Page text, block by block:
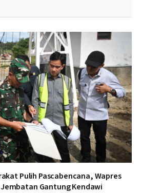
Pulih Pascabencana, Wapres
Gantung Kendawi